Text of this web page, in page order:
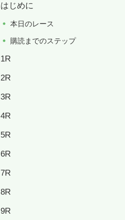
はじめに
本日のレース
購読までのステップ
1R
2R
3R
4R
5R
6R
7R
8R
9R